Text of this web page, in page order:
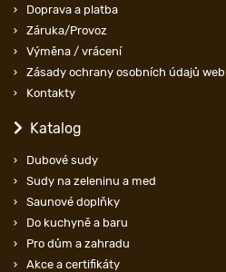
Doprava a platba
Záruka/Provoz
Výměna / vrácení
Zásady ochrany osobních údajů
Kontakty
Katalog
Dubové sudy
Sudy na zeleninu a med
Saunové doplňky
Do kuchyně a baru
Pro dům a zahradu
Akce a certifikáty